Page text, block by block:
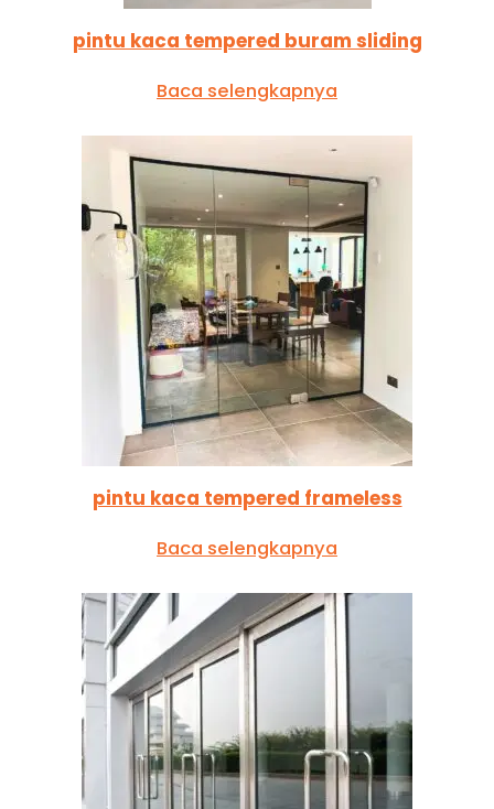
pintu kaca tempered buram sliding
Baca selengkapnya
pintu kaca tempered frameless
Baca selengkapnya